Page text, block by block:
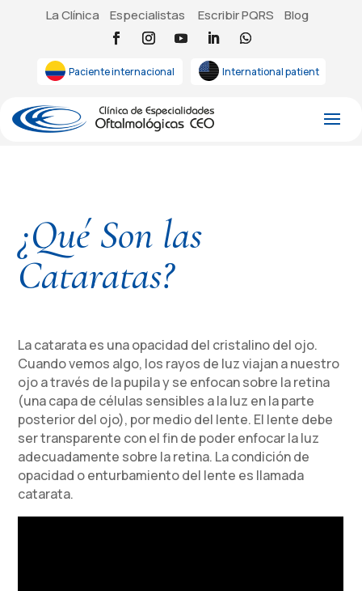
La Clínica Especialistas Escribir PQRS Blog
Paciente internacional International patient
¿Qué Son las
Cataratas?
La catarata es una opacidad del cristalino del ojo.
Cuando vemos algo, los rayos de luz viajan a nuestro
ojo a través de la pupila y se enfocan sobre la retina
(una capa de células sensibles a la luz en la parte
posterior del ojo), por medio del lente. El lente debe
ser transparente con el fin de poder enfocar la luz
adecuadamente sobre la retina. La condición de
opacidad o enturbamiento del lente es llamada
catarata.